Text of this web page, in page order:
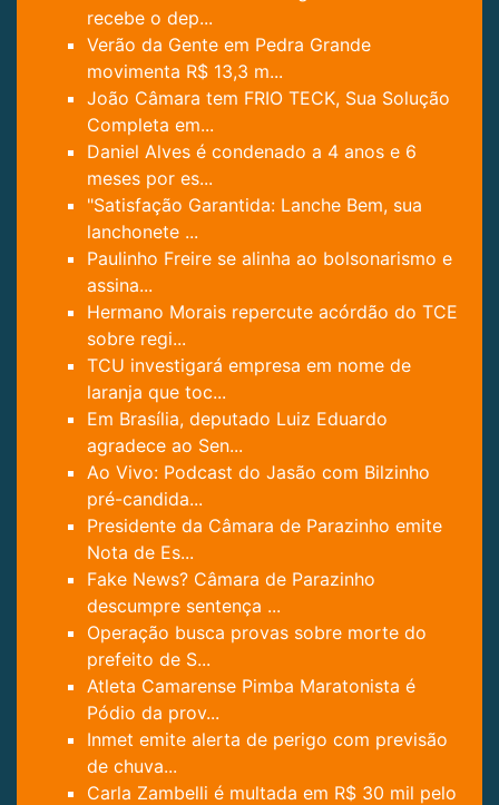
recebe o dep...
Verão da Gente em Pedra Grande
movimenta R$ 13,3 m...
João Câmara tem FRIO TECK, Sua Solução
Completa em...
Daniel Alves é condenado a 4 anos e 6
meses por es...
"Satisfação Garantida: Lanche Bem, sua
lanchonete ...
Paulinho Freire se alinha ao bolsonarismo e
assina...
Hermano Morais repercute acórdão do TCE
sobre regi...
TCU investigará empresa em nome de
laranja que toc...
Em Brasília, deputado Luiz Eduardo
agradece ao Sen...
Ao Vivo: Podcast do Jasão com Bilzinho
pré-candida...
Presidente da Câmara de Parazinho emite
Nota de Es...
Fake News? Câmara de Parazinho
descumpre sentença ...
Operação busca provas sobre morte do
prefeito de S...
Atleta Camarense Pimba Maratonista é
Pódio da prov...
Inmet emite alerta de perigo com previsão
de chuva...
Carla Zambelli é multada em R$ 30 mil pelo